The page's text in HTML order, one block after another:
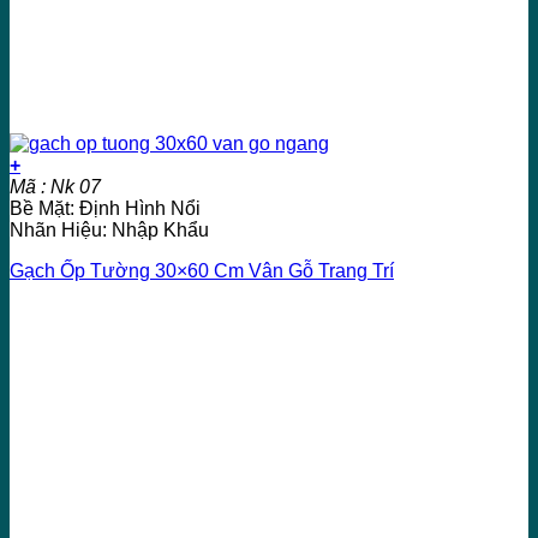
+
Mã : Nk 07
Bề Mặt: Định Hình Nổi
Nhãn Hiệu: Nhập Khẩu
Gạch Ốp Tường 30×60 Cm Vân Gỗ Trang Trí